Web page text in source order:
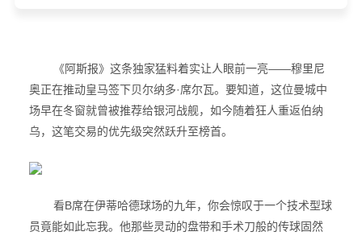
《阿斯报》这条独家猛料着实让人眼前一亮——穆里尼
奥正在推动皇马签下贝尔纳多·席尔瓦。要知道，这位曼城中
场早在冬窗就曾被推荐给银河战舰，如今随着狂人重返伯纳
乌，这笔交易的优先级突然跃升至榜首。
看B席在伊蒂哈德球场的九年，你会惊叹于一个技术型球
员竟能如此忘我。他那些灵动的盘带和手术刀般的传球固然